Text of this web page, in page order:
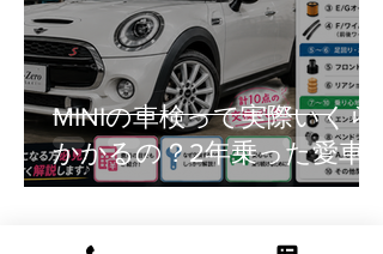
MINIの車検って実際いくら
かかるの？2年乗った愛車
のリアルな交換部品をご紹